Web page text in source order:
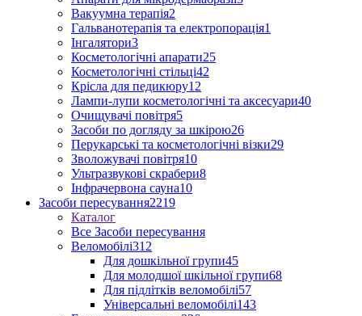
Вакуумна терапія2
Гальванотерапія та електропорація1
Інгалятори3
Косметологічні апарати25
Косметологічні стільці42
Крісла для педикюру12
Лампи-лупи косметологічні та аксесуари40
Очищувачі повітря5
Засоби по догляду за шкірою26
Перукарські та косметологічні візки29
Зволожувачі повітря10
Ультразвукові скрабери8
Інфрачервона сауна10
Засоби пересування2219
Каталог
Все Засоби пересування
Веломобілі312
Для дошкільної групи45
Для молодшої шкільної групи68
Для підлітків веломобілі57
Універсальні веломобілі143